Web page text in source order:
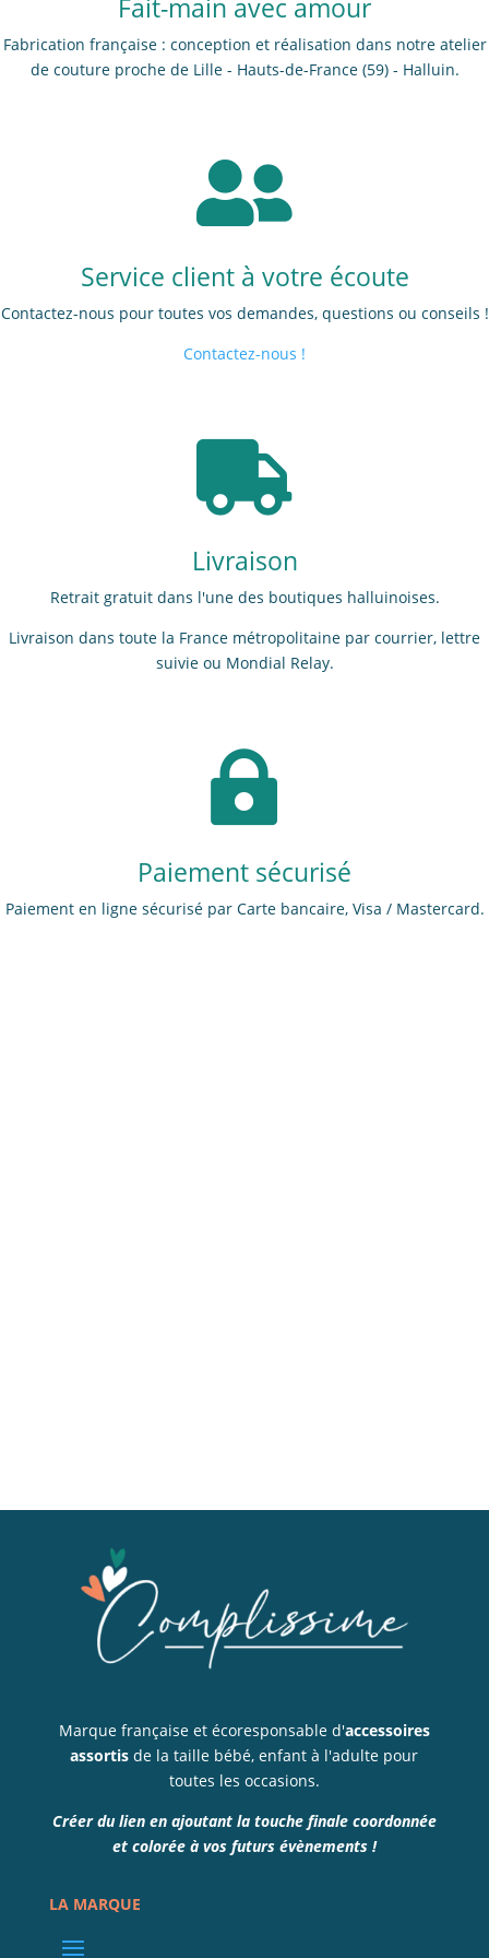
Fait-main avec amour
Fabrication française : conception et réalisation dans notre atelier
de couture proche de Lille - Hauts-de-France (59) - Halluin.

Service client à votre écoute
Contactez-nous pour toutes vos demandes, questions ou conseils !
Contactez-nous !

Livraison
Retrait gratuit dans l'une des boutiques halluinoises.
Livraison dans toute la France métropolitaine par courrier, lettre
suivie ou Mondial Relay.

Paiement sécurisé
Paiement en ligne sécurisé par Carte bancaire, Visa / Mastercard.
Marque française et écoresponsable d'accessoires
assortis de la taille bébé, enfant à l'adulte pour
toutes les occasions.
Créer du lien en ajoutant la touche finale coordonnée
et colorée à vos futurs évènements !
LA MARQUE